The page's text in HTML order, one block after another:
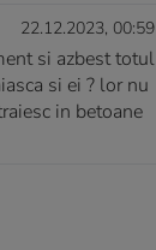
22.12.2023, 00:59
si azbest totul
si ei ? lor nu
in betoane